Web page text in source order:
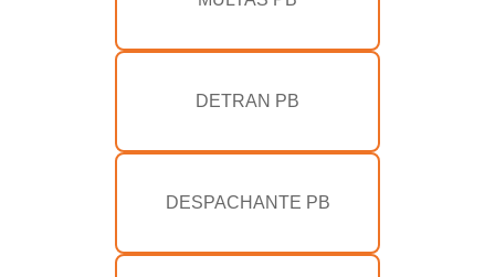
DETRAN PB
DESPACHANTE PB